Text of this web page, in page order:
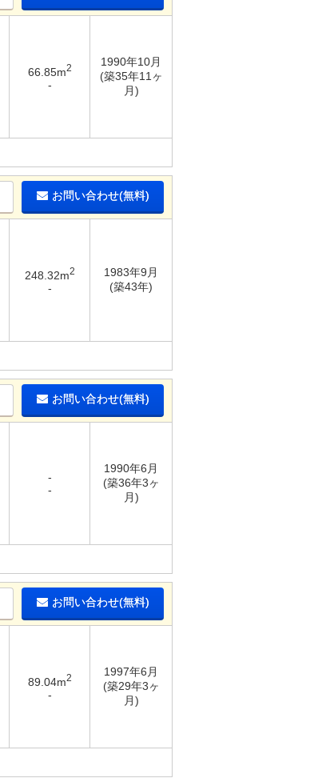
66.85m2
-
1990年10月
(築35年11ヶ
月)
お問い合わせ(無料)
248.32m2
-
1983年9月
(築43年)
お問い合わせ(無料)
-
-
1990年6月
(築36年3ヶ
月)
お問い合わせ(無料)
89.04m2
-
1997年6月
(築29年3ヶ
月)